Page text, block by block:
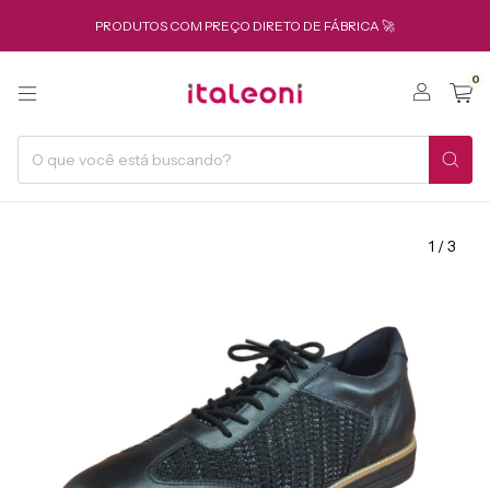
PRODUTOS COM PREÇO DIRETO DE FÁBRICA 🚀
0
1 /3